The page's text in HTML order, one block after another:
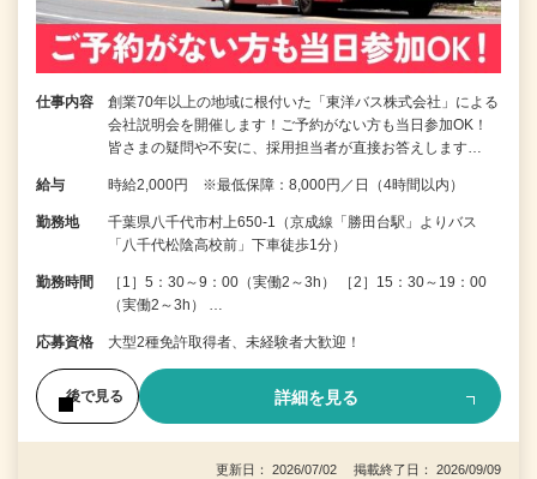
仕事内容
創業70年以上の地域に根付いた「東洋バス株式会社」による
会社説明会を開催します！ご予約がない方も当日参加OK！
皆さまの疑問や不安に、採用担当者が直接お答えします…
給与 時給2,000円 ※最低保障：8,000円／日（4時間以内）
勤務地
千葉県八千代市村上650-1（京成線「勝田台駅」よりバス
「八千代松陰高校前」下車徒歩1分）
勤務時間
［1］5：30～9：00（実働2～3h） ［2］15：30～19：00
（実働2～3h） …
応募資格 大型2種免許取得者、未経験者大歓迎！
後で見る 詳細を見る
更新日： 2026/07/02 掲載終了日： 2026/09/09